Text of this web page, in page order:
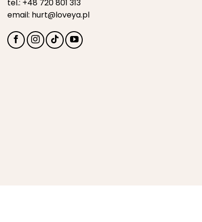
tel.: +48 720 801 313
email: hurt@loveya.pl